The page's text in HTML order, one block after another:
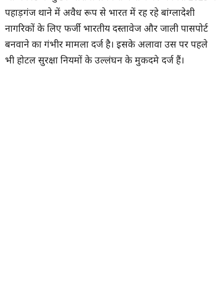
पहाड़गंज थाने में अवैध रूप से भारत में रह रहे बांग्लादेशी
नागरिकों के लिए फर्जी भारतीय दस्तावेज और जाली पासपोर्ट
बनवाने का गंभीर मामला दर्ज है। इसके अलावा उस पर पहले
भी होटल सुरक्षा नियमों के उल्लंघन के मुकदमे दर्ज हैं।